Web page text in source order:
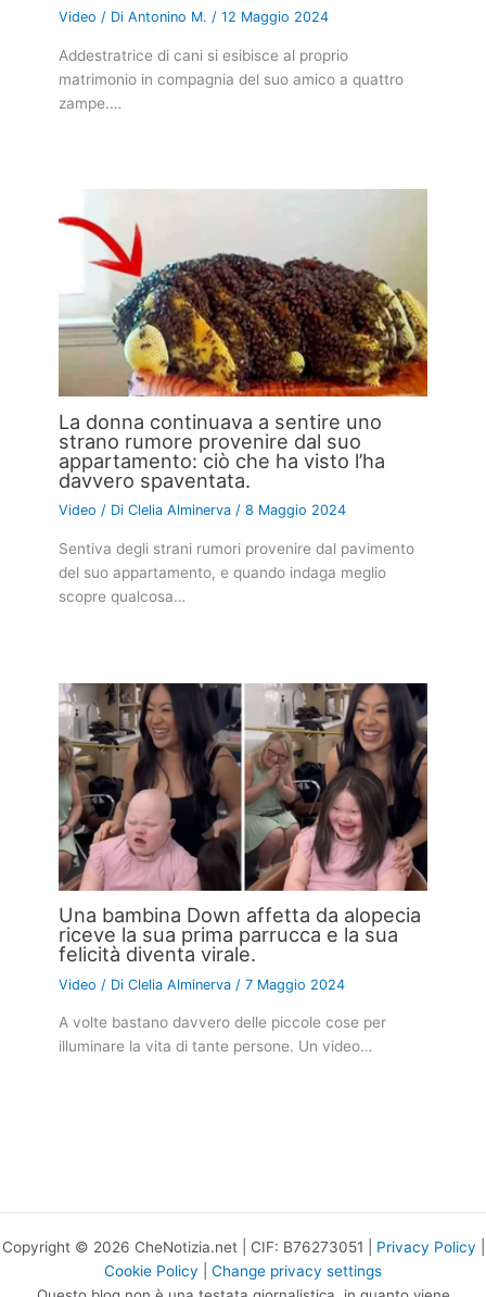
Video / DiAntonino M. /12 Maggio 2024
Addestratrice di cani si esibisce al proprio
matrimonio in compagnia del suo amico a quattro
zampe.…
La donna continuava a sentire uno
strano rumore provenire dal suo
appartamento: ciò che ha visto l’ha
davvero spaventata.
Video / DiClelia Alminerva/8 Maggio 2024
Sentiva degli strani rumori provenire dal pavimento
del suo appartamento, e quando indaga meglio
scopre qualcosa…
Una bambina Down affetta da alopecia
riceve la sua prima parrucca e la sua
felicità diventa virale.
Video / DiClelia Alminerva /7 Maggio 2024
A volte bastano davvero delle piccole cose per
illuminare la vita di tante persone. Un video…
Copyright © 2026 CheNotizia.net | CIF: B76273051 | Privacy Policy
Cookie Policy
Change privacy settings